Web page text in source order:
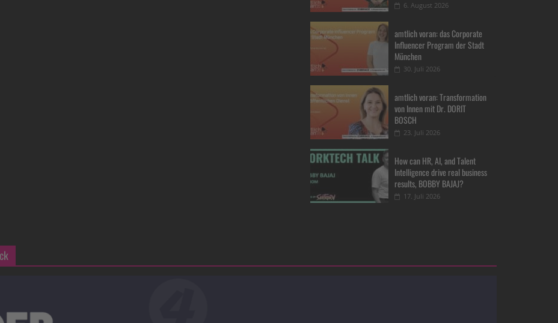
6. August 2026
amtlich voran: das Corporate
Influencer Program der Stadt
München
30. Juli 2026
amtlich voran: Transformation
von Innen mit Dr. DORIT
BOSCH
23. Juli 2026
How can HR, AI, and Talent
Intelligence drive real business
results, BOBBY BAJAJ?
17. Juli 2026